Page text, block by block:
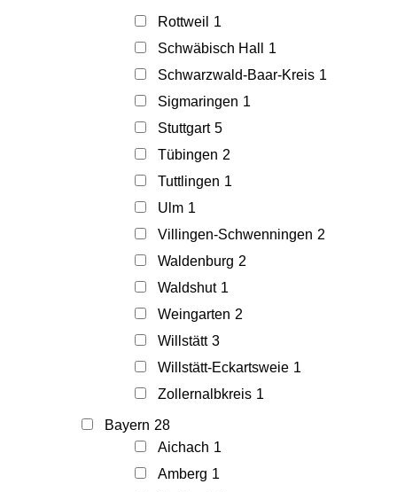
Rottweil
1
Schwäbisch Hall
1
Schwarzwald-Baar-Kreis 1
Sigmaringen 1
Stuttgart 5
Tübingen 2
Tuttlingen 1
Ulm 1
Villingen-Schwenningen 2
Waldenburg 2
Waldshut 1
Weingarten 2
Willstätt 3
Willstätt-Eckartsweie 1
Zollernalbkreis 1
Bayern 28
Aichach 1
Amberg 1